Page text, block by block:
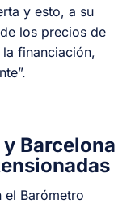
y esto, a su
los precios de
financiación,
Barcelona
el Barómetro